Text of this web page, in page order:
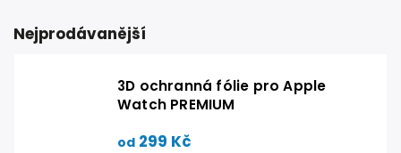
Nejprodávanější
3D ochranná fólie pro Apple
Watch PREMIUM
od 299 Kč